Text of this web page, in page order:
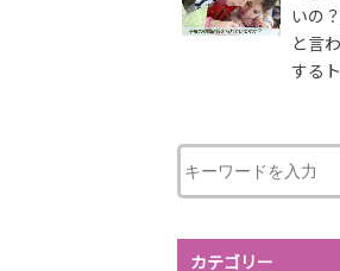
いの
と言
する
カテゴリー